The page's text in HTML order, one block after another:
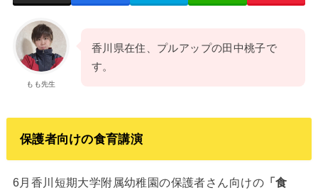
もも先生
香川県在住、プルアップの田中桃子で
す。
保護者向けの食育講演
6月香川短期大学附属幼稚園の保護者さん向けの「食